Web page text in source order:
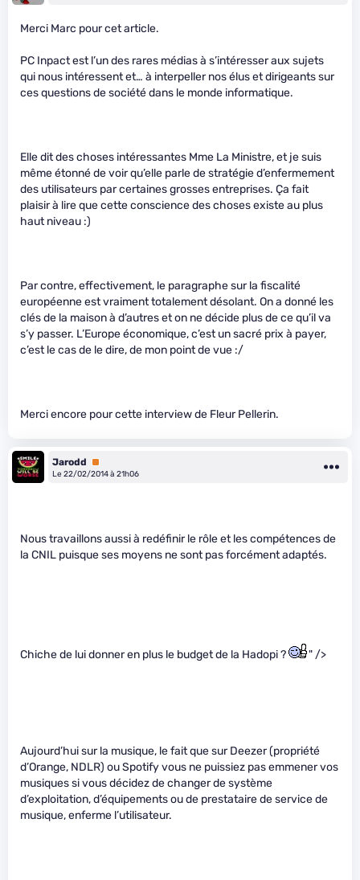
Merci Marc pour cet article.
PC Inpact est l’un des rares médias à s’intéresser aux sujets
qui nous intéressent et… à interpeller nos élus et dirigeants sur
ces questions de société dans le monde informatique.
Elle dit des choses intéressantes Mme La Ministre, et je suis
même étonné de voir qu’elle parle de stratégie d’enfermement
des utilisateurs par certaines grosses entreprises. Ça fait
plaisir à lire que cette conscience des choses existe au plus
haut niveau :)
Par contre, effectivement, le paragraphe sur la fiscalité
européenne est vraiment totalement désolant. On a donné les
clés de la maison à d’autres et on ne décide plus de ce qu’il va
s’y passer. L’Europe économique, c’est un sacré prix à payer,
c’est le cas de le dire, de mon point de vue :/
Merci encore pour cette interview de Fleur Pellerin.
Jarodd
Premium
Le 22/02/2014 à 21h06
Nous travaillons aussi à redéfinir le rôle et les compétences de
la CNIL puisque ses moyens ne sont pas forcément adaptés.
Chiche de lui donner en plus le budget de la Hadopi ? " />
Aujourd’hui sur la musique, le fait que sur Deezer (propriété
d’Orange, NDLR) ou Spotify vous ne puissiez pas emmener vos
musiques si vous décidez de changer de système
d’exploitation, d’équipements ou de prestataire de service de
musique, enferme l’utilisateur.